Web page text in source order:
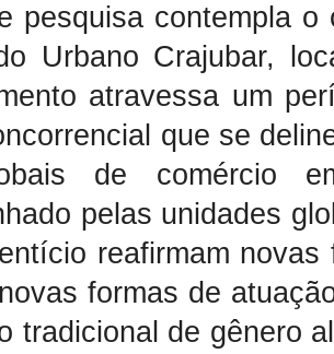
pesquisa contempla
Urbano Crajubar,
atravessa um
que se
de comércio
pelas unidades
reafirmam
formas de
tradicional de gênero